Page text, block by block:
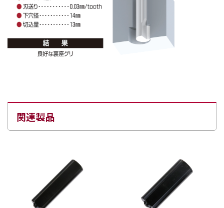
関連製品